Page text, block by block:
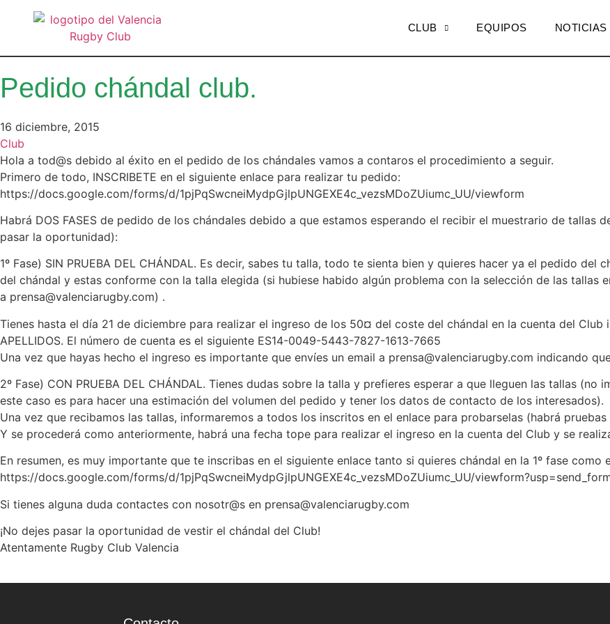
CLUB EQUIPOS NOTICIAS
Pedido chándal club.
16 diciembre, 2015
Club
Hola a tod@s debido al éxito en el pedido de los chándales vamos a contaros el procedimiento a seguir.
Primero de todo, INSCRIBETE en el siguiente enlace para realizar tu pedido:
https://docs.google.com/forms/d/1pjPqSwcneiMydpGjlpUNGEXE4c_vezsMDoZUiumc_UU/viewform
Habrá DOS FASES de pedido de los chándales debido a que estamos esperando el recibir el muestrario de tallas
pasar la oportunidad):
1º Fase) SIN PRUEBA DEL CHÁNDAL. Es decir, sabes tu talla, todo te sienta bien y quieres hacer ya el pedido
del chándal y estas conforme con la talla elegida (si hubiese habido algún problema con la selección de las tallas
a prensa@valenciarugby.com) .
Tienes hasta el día 21 de diciembre para realizar el ingreso de los 50¤ del coste del chándal en la cuenta del Club
APELLIDOS. El número de cuenta es el siguiente ES14-0049-5443-7827-1613-7665
Una vez que hayas hecho el ingreso es importante que envíes un email a prensa@valenciarugby.com indicando
2º Fase) CON PRUEBA DEL CHÁNDAL. Tienes dudas sobre la talla y prefieres esperar a que lleguen las tallas
este caso es para hacer una estimación del volumen del pedido y tener los datos de contacto de los interesados).
Una vez que recibamos las tallas, informaremos a todos los inscritos en el enlace para probarselas (habrá
Y se procederá como anteriormente, habrá una fecha tope para realizar el ingreso en la cuenta del Club y se
En resumen, es muy importante que te inscribas en el siguiente enlace tanto si quieres chándal en la 1º fase como
https://docs.google.com/forms/d/1pjPqSwcneiMydpGjlpUNGEXE4c_vezsMDoZUiumc_UU/
Si tienes alguna duda contactes con nosotr@s en prensa@valenciarugby.com
¡No dejes pasar la oportunidad de vestir el chándal del Club!
Atentamente Rugby Club Valencia